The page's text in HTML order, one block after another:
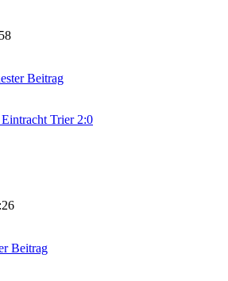
Beitrag
Trier 2:0
Beitrag